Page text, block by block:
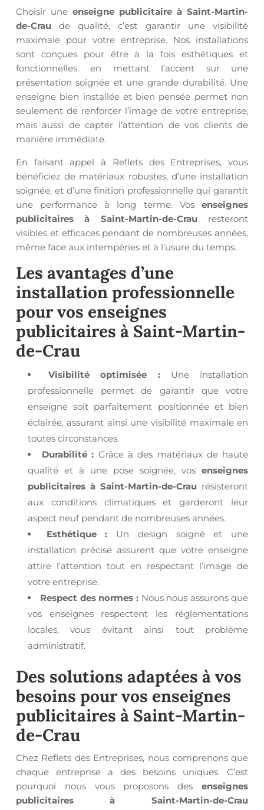
Choisir une enseigne publicitaire à Saint-Martin-
de-Craude qualité, c’est garantir une visibilité
maximale pour votre entreprise. Nos installations
sont conçues pour être à la fois esthétiques et
fonctionnelles, en mettant l’accent sur une
présentation soignée et une grande durabilité. Une
enseigne bien installée et bien pensée permet non
seulement de renforcer l’image de votre entreprise,
mais aussi de capter l’attention de vos clients de
manière immédiate.
En faisant appel à Reflets des Entreprises, vous
bénéficiez de matériaux robustes, d’une installation
soignée, et d’une finition professionnelle qui garantit
une performance à long terme. Vosenseignes
publicitaires à Saint-Martin-de-Crauresteront
visibles et efficaces pendant de nombreuses années,
même face aux intempéries et à l’usure du temps.
Les avantages d’une
installation professionnelle
pour vos enseignes
publicitaires à Saint-Martin-
de-Crau
Visibilité optimisée :Une installation
professionnelle permet de garantir que votre
enseigne soit parfaitement positionnée et bien
éclairée, assurant ainsi une visibilité maximale en
toutes circonstances.
Durabilité : Grâce à des matériaux de haute
qualité et à une pose soignée, vosenseignes
publicitaires à Saint-Martin-de-Crau résisteront
aux conditions climatiques et garderont leur
aspect neuf pendant de nombreuses années.
Esthétique : Un design soigné et une
installation précise assurent que votre enseigne
attire l’attention tout en respectant l’image de
votre entreprise.
Respect des normes : Nous nous assurons que
vos enseignes respectent les réglementations
locales, vous évitant ainsi tout problème
administratif.
Des solutions adaptées à vos
besoins pour vos enseignes
publicitaires à Saint-Martin-
de-Crau
Chez Reflets des Entreprises, nous comprenons que
chaque entreprise a des besoins uniques. C’est
pourquoi nous vous proposons desenseignes
publicitaires à Saint-Martin-de-Crau